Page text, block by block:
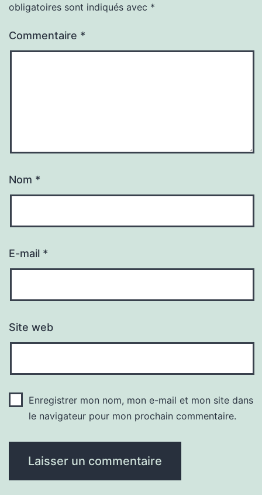
obligatoires sont indiqués avec *
Commentaire *
Nom *
E-mail *
Site web
Enregistrer mon nom, mon e-mail et mon site dans
le navigateur pour mon prochain commentaire.